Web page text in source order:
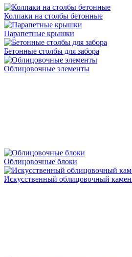
Колпаки на столбы бетонные
Парапетные крышки
Бетонные столбы для забора
Облицовочные элементы
Облицовочные блоки
Искусственный облицовочный